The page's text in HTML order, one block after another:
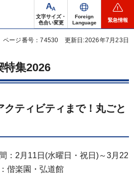
文字サイズ・
色合い変更
Foreign
Language
緊急情報
ページ番号：74530 更新日:2026年7月23日
特集2026
クティビティまで！丸ごと
：2月11日(水曜日・祝日)～3月22
偕楽園・弘道館